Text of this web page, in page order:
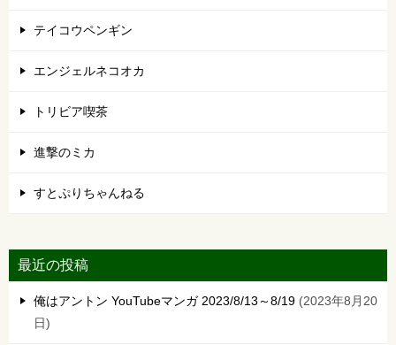
テイコウペンギン
エンジェルネコオカ
トリビア喫茶
進撃のミカ
すとぷりちゃんねる
最近の投稿
俺はアントン YouTubeマンガ 2023/8/13～8/19 2023年8月20
日